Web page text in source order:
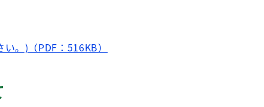
。)（PDF：516KB）